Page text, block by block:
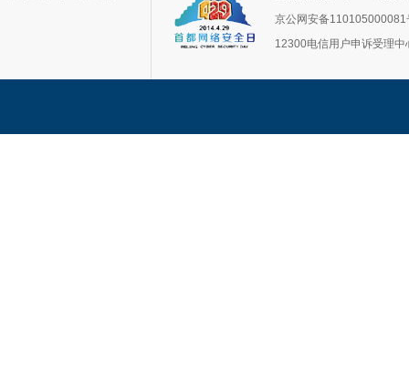
京公网安备110105000081
12300电信用户申诉受理中